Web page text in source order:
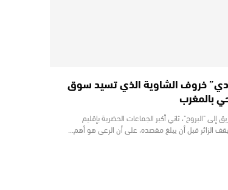
خروف الشاوية الذي تسيد سوق
بالمغرب
إلى "البروج"، ثاني أكبر الجماعات الحضرية بإقليم
الزائر قبل أن يبلغ مقصده، على أن الرعي هو أهم…